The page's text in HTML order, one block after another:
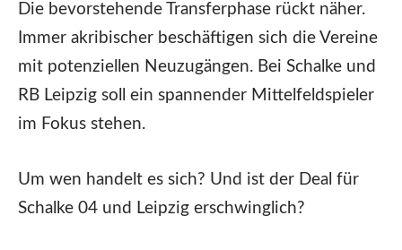
Die bevorstehende Transferphase rückt näher.
Immer akribischer beschäftigen sich die Vereine
mit potenziellen Neuzugängen. Bei Schalke und
RB Leipzig soll ein spannender Mittelfeldspieler
im Fokus stehen.
Um wen handelt es sich? Und ist der Deal für
Schalke 04 und Leipzig erschwinglich?